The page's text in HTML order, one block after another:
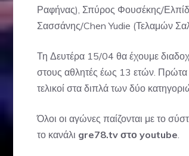
Ραφήνας), Σπύρος Φουσέκης/
Σασσάνης/Chen Yudie (Τελαμών
Τη Δευτέρα 15/04 θα έχουμε
στους αθλητές έως 13 ετών. Πρώτα
τελικοί στα διπλά των δύο
Όλοι οι αγώνες παίζονται με το
το κανάλι gre78.tv στο youtube.